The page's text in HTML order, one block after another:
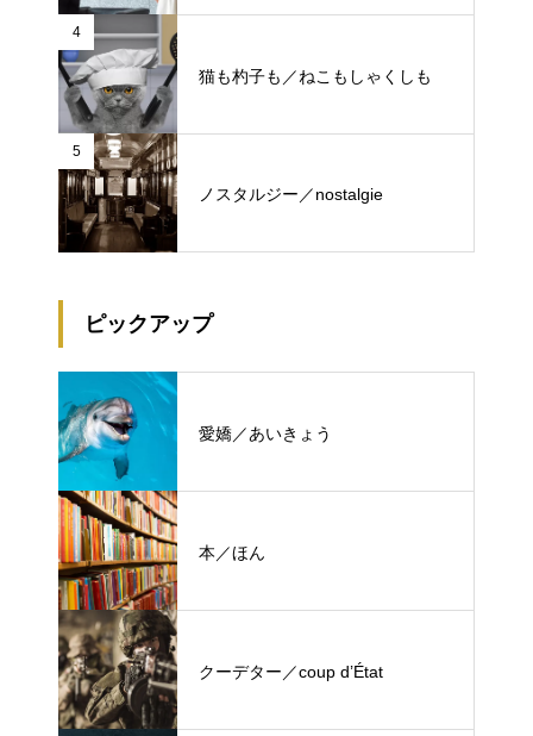
4
猫も杓子も／ねこもしゃくしも
5
ノスタルジー／nostalgie
ピックアップ
愛嬌／あいきょう
本／ほん
クーデター／coup d’État